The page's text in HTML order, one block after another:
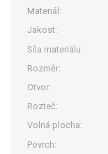
Materiál:
Jakost:
Síla materiálu:
Rozměr:
Otvor:
Rozteč:
Volná plocha:
Povrch: